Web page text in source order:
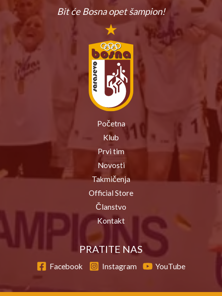
Bit će Bosnaopet šampion!
Početna
Klub
Prvi tim
Novosti
Takmičenja
Official Store
Članstvo
Kontakt
PRATITE NAS
Facebook Instagram YouTube